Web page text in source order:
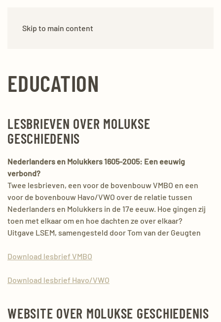
Skip to main content
EDUCATION
LESBRIEVEN OVER MOLUKSE
GESCHIEDENIS
Nederlanders en Molukkers 1605-2005: Een eeuwig
verbond?
Twee lesbrieven, een voor de bovenbouw VMBO en een
voor de bovenbouw Havo/VWO over de relatie tussen
Nederlanders en Molukkers in de 17e eeuw. Hoe gingen zij
toen met elkaar om en hoe dachten ze over elkaar?
Uitgave LSEM, samengesteld door Tom van der Geugten
Download lesbrief VMBO
Download lesbrief Havo/VWO
WEBSITE OVER MOLUKSE GESCHIEDENIS